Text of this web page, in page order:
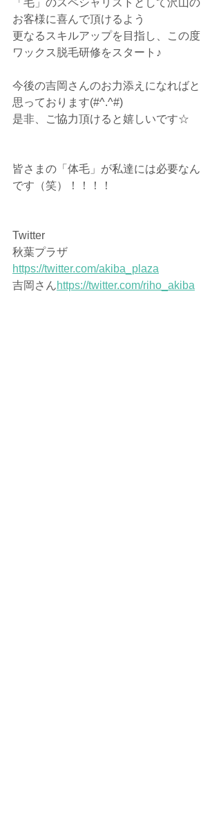
「毛」のスペシャリストとして沢山の
お客様に喜んで頂けるよう
更なるスキルアップを目指し、この度
ワックス脱毛研修をスタート♪
今後の吉岡さんのお力添えになればと
思っております(#^.^#)
是非、ご協力頂けると嬉しいです☆
皆さまの「体毛」が私達には必要なん
です（笑）！！！！
Twitter
秋葉プラザ
https://twitter.com/akiba_plaza
吉岡さんhttps://twitter.com/riho_akiba